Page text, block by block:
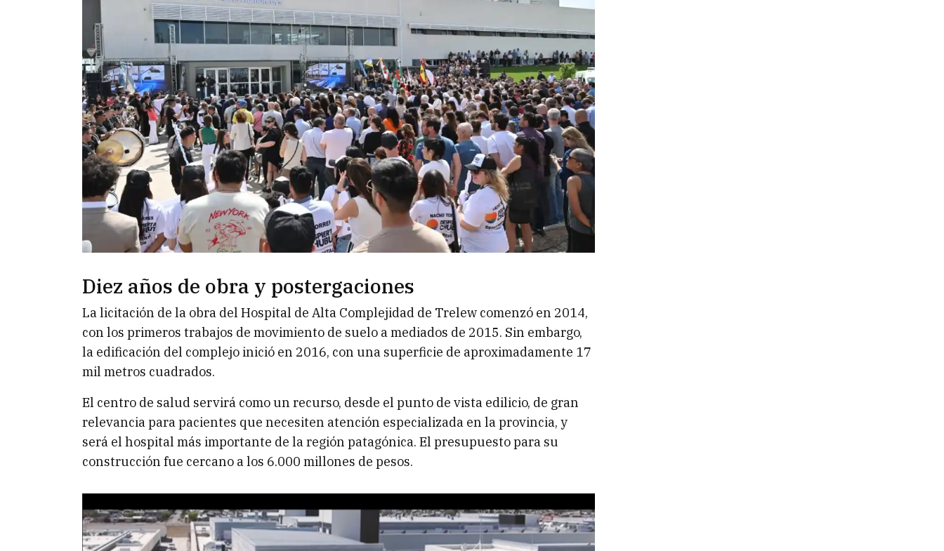
Diez años de obra y postergaciones
La licitación de la obra del Hospital de Alta Complejidad de Trelew comenzó en 2014,
con los primeros trabajos de movimiento de suelo a mediados de 2015. Sin embargo,
la edificación del complejo inició en 2016, con una superficie de aproximadamente 17
mil metros cuadrados.
El centro de salud servirá como un recurso, desde el punto de vista edilicio, de gran
relevancia para pacientes que necesiten atención especializada en la provincia, y
será el hospital más importante de la región patagónica. El presupuesto para su
construcción fue cercano a los 6.000 millones de pesos.